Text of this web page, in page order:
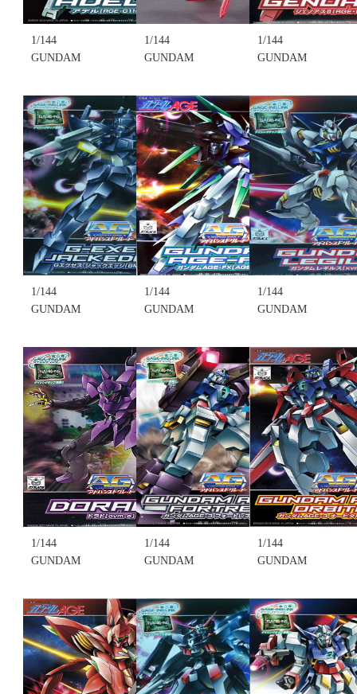
1/144
GUNDAM
ADVANCED
GRADE~010
ADELE(RGE-
G1100)(不挑
盒況)(售完缺
貨...
售價:0
1/144
GUNDAM
ADVANCED
GRADE~012
ZEYDRA(Xvm-
Zgc)(不挑盒
況)(售完缺
貨...
售價:0
1/144
GUNDAM
ADVANCED
GRADE~011
GENOACE
II(RGE-
B890)(不挑
盒況)(售完缺
貨...
售價:0
1/144
GUNDAM
ADVANCED
GRADE~022
G-EXES
JACKEDGE(BMS-
004)(不挑盒
況)(售完缺
貨...
售價:0
1/144
GUNDAM
ADVANCED
GRADE~024
GUNDAM
AGE-
FX(AGE-FX)
(不挑盒況)
(售完缺貨...
售價:0
1/144
GUNDAM
ADVANCED
GRADE~023
GUNDAM
LEGILIS(xvm-
fzc)(不挑盒
況)(售完缺
貨...
售價:0
1/144
GUNDAM
ADVANCED
GRADE~016
DORADO(ovm-
e) 多拉德(不
挑盒況)(售完
缺貨...
1/144
GUNDAM
ADVANCED
GRADE~020
GUNDAM
AGE-3
FORTRESS,
AGE-3 要塞
1/144
GUNDAM
ADVANCED
GRADE~019
GUNDAM
AGE-3
ORBITAL,
AGE-3 軌道